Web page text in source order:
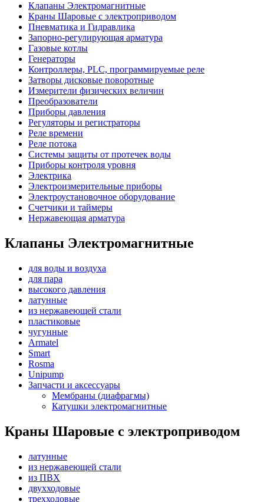
Клапаны Электромагнитные
Краны Шаровые с электроприводом
Пневматика и Гидравлика
Запорно-регулирующая арматура
Газовые котлы
Генераторы
Контроллеры, PLС, программируемые реле
Затворы дисковые поворотные
Измерители физических величин
Преобразователи
Приборы давления
Регуляторы и регистраторы
Реле времени
Реле потока
Системы защиты от протечек воды
Приборы контроля уровня
Электрика
Электроизмерительные приборы
Электроустановочное оборудование
Счетчики и таймеры
Нержавеющая арматура
Клапаны Электромагнитные
для воды и воздуха
для пара
высокого давления
латунные
из нержавеющей стали
пластиковые
чугунные
Armatel
Smart
Rosma
Unipump
Запчасти и аксессуары
Мембраны (диафрагмы)
Катушки электромагнитные
Краны Шаровые с электроприводом
латунные
из нержавеющей стали
из ПВХ
двухходовые
трехходовые